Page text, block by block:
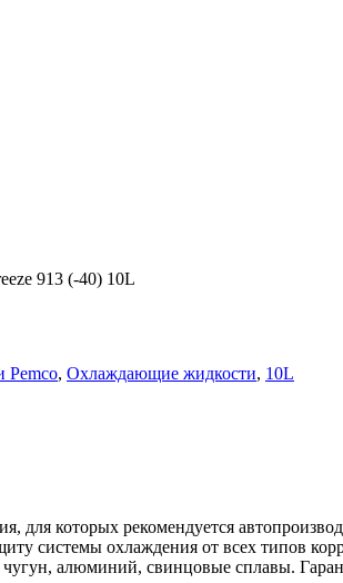
913 (-40) 10L
Pemco, Охлаждающие жидкости, 10L
для которых рекомендуется
системы охлаждения от всех типов
алюминий, свинцовые сплавы.